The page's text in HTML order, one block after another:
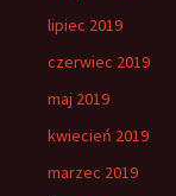
lipiec 2019
czerwiec 2019
maj 2019
kwiecień 2019
marzec 2019